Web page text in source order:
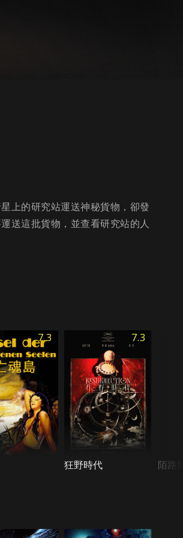
上的研究站運送神秘貨物，卻發
送這批貨物，並查看研究站的人
7.3 7.3
狂野時代 陌路